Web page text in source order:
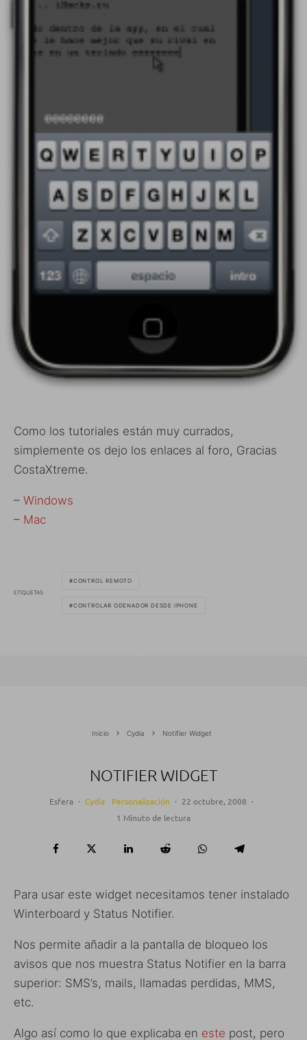
Como los tutoriales están muy currados,
simplemente os dejo los enlaces al foro, Gracias
CostaXtreme.
– Windows
– Mac
ETIQUETAS
CONTROL REMOTO
CONTROLAR ODENADOR DESDE IPHONE
Inicio Cydia Notifier Widget
NOTIFIER WIDGET
Esfera · Cydia Personalización · 22 octubre, 2008 ·
1 Minuto de lectura
Para usar este widget necesitamos tener instalado
Winterboard y Status Notifier.
Nos permite añadir a la pantalla de bloqueo los
avisos que nos muestra Status Notifier en la barra
superior: SMS’s, mails, llamadas perdidas, MMS,
etc.
Algo así como lo que explicaba en este post, pero